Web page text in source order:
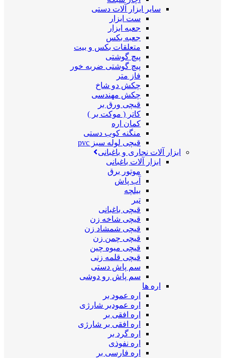
سایر ابزار آلات دستی
ست ابزار
جعبه ابزار
جعبه بکس
متعلقات بکس و بیت
پیچ گوشتی
پیچ گوشتی ضربه خور
فاز متر
چکش دو شاخ
چکش مهندسی
قیچی ورق بر
کاتر ( موکت بر )
کمان اره
منگنه کوب دستی
قیچی لوله سبز pvc
ابزار آلات نجاری و باغبانی
ابزار آلات باغبانی
موتور برق
آب پاش
بیلچه
تبر
قیچی باغبانی
قیچی شاخه زن
قیچی شمشاد زن
قیچی چمن زن
قیچی میوه چین
قیچی قلمه زنی
سم پاش دستی
سم پاش رو دوشی
اره ها
اره عمود بر
اره عمودبر شارژی
اره افقی بر
اره افقی بر شارژی
اره گرد بر
اره نفوذی
اره فارسی بر